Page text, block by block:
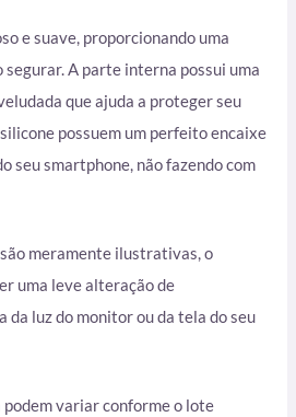
e suave, proporcionando uma
segurar. A parte interna possui uma
que ajuda a proteger seu
possuem um perfeito encaixe
seu smartphone, não fazendo com
meramente ilustrativas, o
uma leve alteração de
luz do monitor ou da tela do seu
podem variar conforme o lote